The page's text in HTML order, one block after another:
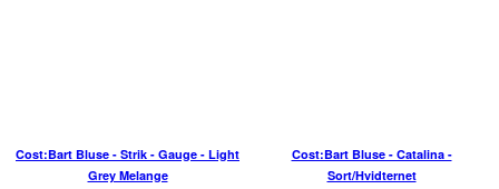
Cost:Bart Bluse - Strik - Gauge - Light
Grey Melange
Cost:Bart Bluse - Catalina -
Sort/Hvidternet